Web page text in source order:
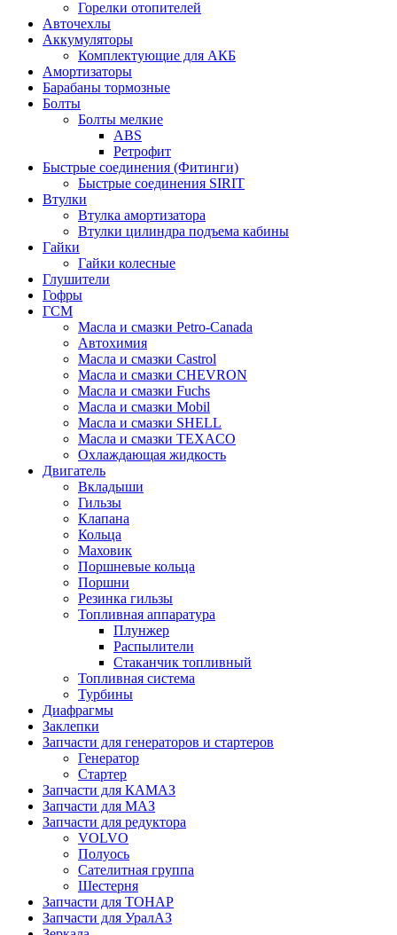
Горелки отопителей
Авточехлы
Аккумуляторы
Комплектующие для АКБ
Амортизаторы
Барабаны тормозные
Болты
Болты мелкие
ABS
Ретрофит
Быстрые соединения (Фитинги)
Быстрые соединения SIRIT
Втулки
Втулка амортизатора
Втулки цилиндра подъема кабины
Гайки
Гайки колесные
Глушители
Гофры
ГСМ
Масла и смазки Petro-Canada
Автохимия
Масла и смазки Castrol
Масла и смазки CHEVRON
Масла и смазки Fuchs
Масла и смазки Mobil
Масла и смазки SHELL
Масла и смазки TEXACO
Охлаждающая жидкость
Двигатель
Вкладыши
Гильзы
Клапана
Кольца
Маховик
Поршневые кольца
Поршни
Резинка гильзы
Топливная аппаратура
Плунжер
Распылители
Стаканчик топливный
Топливная система
Турбины
Диафрагмы
Заклепки
Запчасти для генераторов и стартеров
Генератор
Стартер
Запчасти для КАМАЗ
Запчасти для МАЗ
Запчасти для редуктора
VOLVO
Полуось
Сателитная группа
Шестерня
Запчасти для ТОНАР
Запчасти для УралАЗ